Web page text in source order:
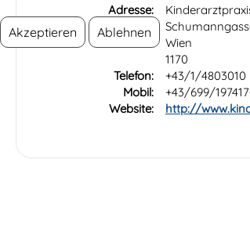
Adresse:
Wien
1170
Telefon:
+43/1/4803010
Mobil:
+43/699/
Website:
http://
Akzeptieren Ablehnen